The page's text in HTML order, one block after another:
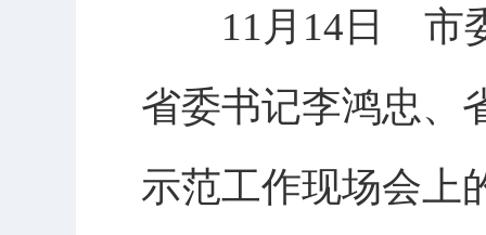
11月14日 市委
省委书记李鸿忠、
示范工作现场会上